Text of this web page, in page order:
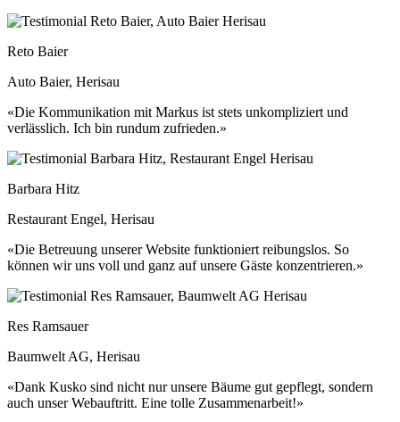
Reto Baier
Auto Baier, Herisau
«Die Kommunikation mit Markus ist stets unkompliziert und
verlässlich. Ich bin rundum zufrieden.»
Barbara Hitz
Restaurant Engel, Herisau
«Die Betreuung unserer Website funktioniert reibungslos. So
können wir uns voll und ganz auf unsere Gäste konzentrieren.»
Res Ramsauer
Baumwelt AG, Herisau
«Dank Kusko sind nicht nur unsere Bäume gut gepflegt, sondern
auch unser Webauftritt. Eine tolle Zusammenarbeit!»